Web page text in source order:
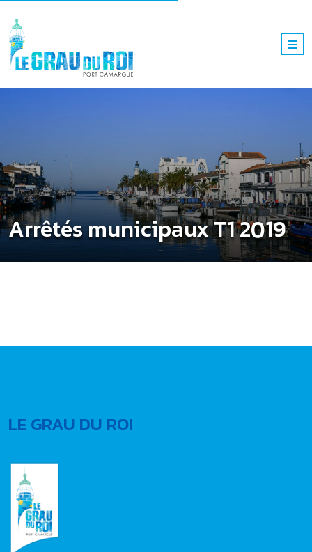
Arrêtés municipaux T1 2019
LE GRAU DU ROI